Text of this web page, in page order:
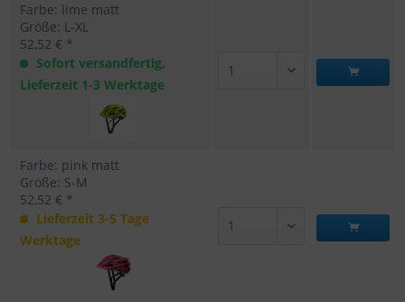
Farbe: lime matt
Größe: L-XL
52,52 € *
Sofort versandfertig,
Lieferzeit 1-3 Werktage
Farbe: pink matt
Größe: S-M
52,52 € *
Lieferzeit 3-5 Tage
Werktage